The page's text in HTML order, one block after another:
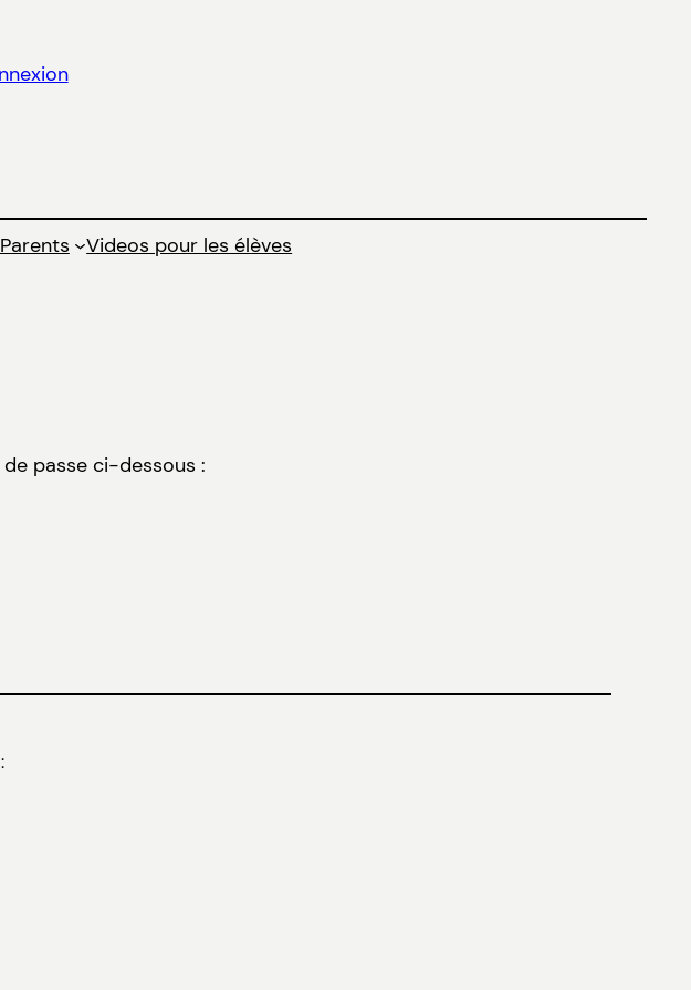
Parents Videos pour les élèves
passe ci-dessous :